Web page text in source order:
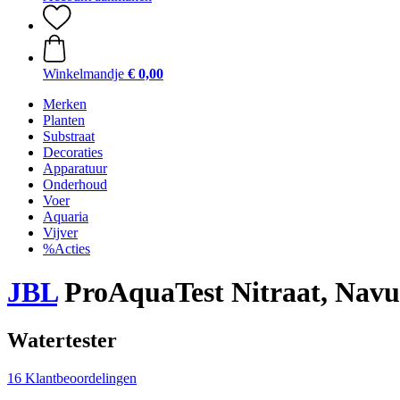
Winkelmandje € 0,00
Merken
Planten
Substraat
Decoraties
Apparatuur
Onderhoud
Voer
Aquaria
Vijver
%Acties
JBLProAquaTest Nitraat,
Watertester
16 Klantbeoordelingen